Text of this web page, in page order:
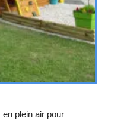
en plein air pour